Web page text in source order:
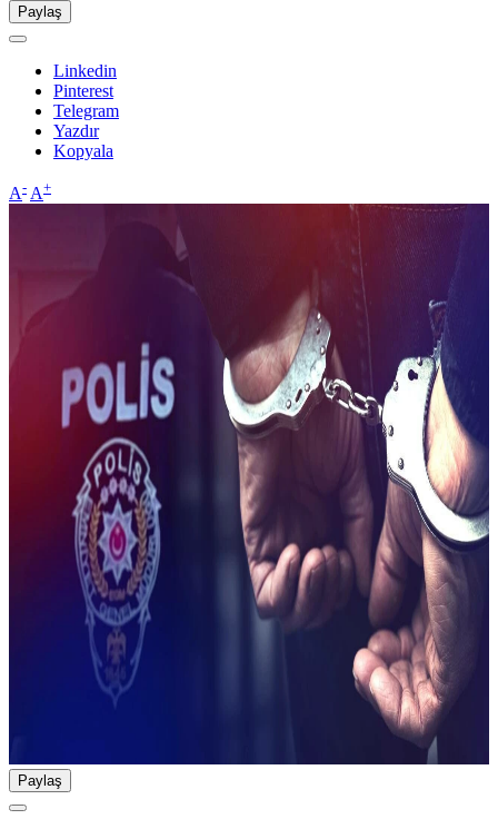
Paylaş
Linkedin
Pinterest
Telegram
Yazdır
Kopyala
A- A+
Paylaş